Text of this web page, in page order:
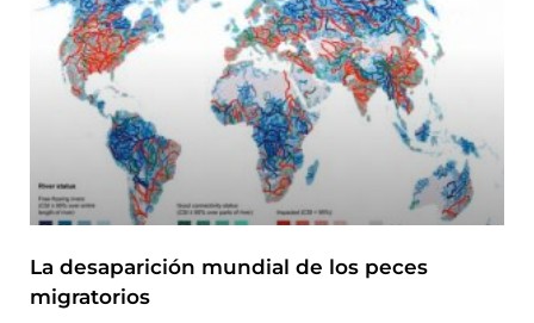
La desaparición mundial de los peces
migratorios